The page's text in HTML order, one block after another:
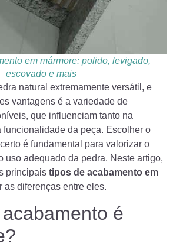
em mármore: polido, levigado,
escovado e mais
natural extremamente versátil, e
vantagens é a variedade de
que influenciam tanto na
funcionalidade da peça. Escolher o
é fundamental para valorizar o
uso adequado da pedra. Neste artigo,
principais tipos de acabamento em
as diferenças entre eles.
é